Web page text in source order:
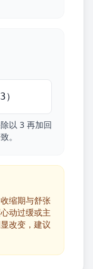
以 3 再加回
。
缩期与舒张
动过缓或主
改变，建议